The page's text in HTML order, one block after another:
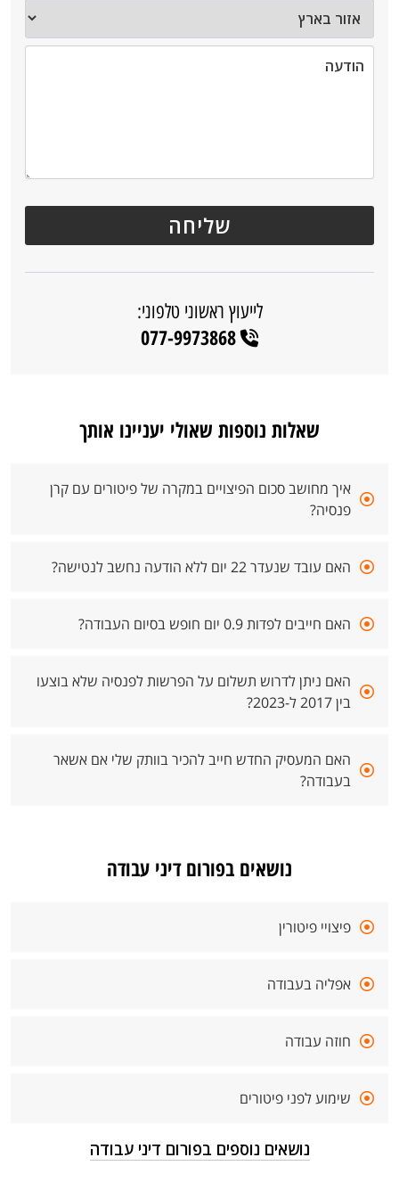
לייעוץ ראשוני טלפוני:
077-9973868
שאלות נוספות שאולי יעניינו אותך
איך מחושב סכום הפיצויים במקרה של פיטורים עם קרן
פנסיה?
האם עובד שנעדר 22 יום ללא הודעה נחשב לנטישה?
האם חייבים לפדות 0.9 יום חופש בסיום העבודה?
האם ניתן לדרוש תשלום על הפרשות לפנסיה שלא בוצעו
בין 2017 ל-2023?
האם המעסיק החדש חייב להכיר בוותק שלי אם אשאר
בעבודה?
נושאים בפורום דיני עבודה
פיצויי פיטורין
אפליה בעבודה
חוזה עבודה
שימוע לפני פיטורים
נושאים נוספים בפורום דיני עבודה